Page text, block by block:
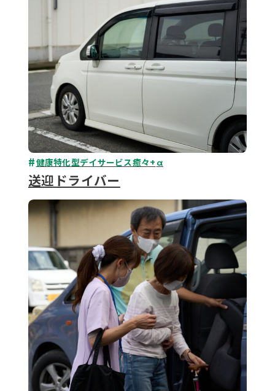
健康特化型デイサービス癒々+α
送迎ドライバー